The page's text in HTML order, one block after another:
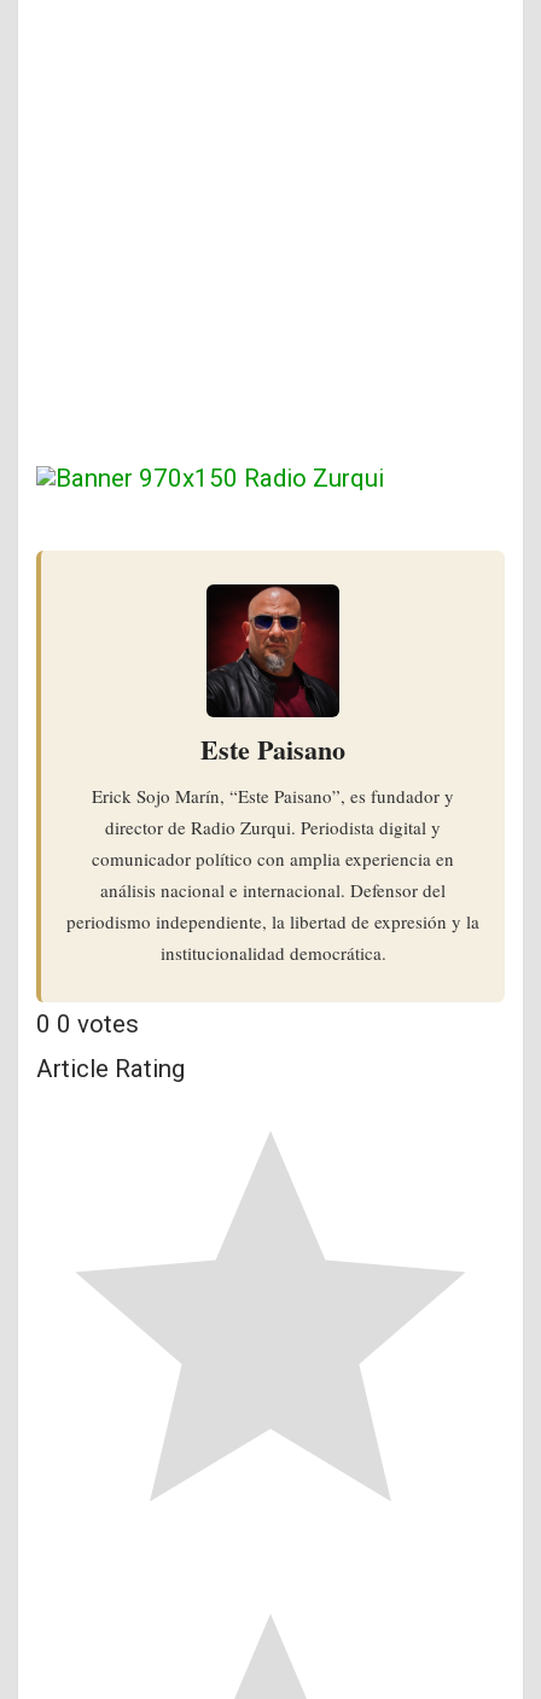
Este Paisano
Erick Sojo Marín, “Este Paisano”, es fundador y
director de Radio Zurqui. Periodista digital y
comunicador político con amplia experiencia en
análisis nacional e internacional. Defensor del
periodismo independiente, la libertad de expresión y la
institucionalidad democrática.
0 0 votes
Article Rating